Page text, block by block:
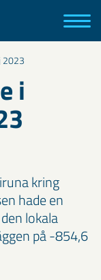
2023
i
kring
hade en
lokala
på -854,6